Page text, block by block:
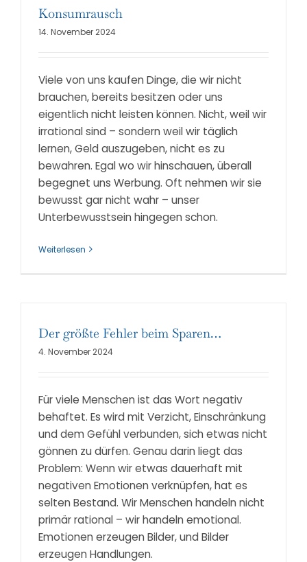
Konsumrausch
14. November 2024
Viele von uns kaufen Dinge, die wir nicht
brauchen, bereits besitzen oder uns
eigentlich nicht leisten können. Nicht, weil wir
irrational sind – sondern weil wir täglich
lernen, Geld auszugeben, nicht es zu
bewahren. Egal wo wir hinschauen, überall
begegnet uns Werbung. Oft nehmen wir sie
bewusst gar nicht wahr – unser
Unterbewusstsein hingegen schon.
Weiterlesen
Der größte Fehler beim Sparen…
4. November 2024
Für viele Menschen ist das Wort negativ
behaftet. Es wird mit Verzicht, Einschränkung
und dem Gefühl verbunden, sich etwas nicht
gönnen zu dürfen. Genau darin liegt das
Problem: Wenn wir etwas dauerhaft mit
negativen Emotionen verknüpfen, hat es
selten Bestand. Wir Menschen handeln nicht
primär rational – wir handeln emotional.
Emotionen erzeugen Bilder, und Bilder
erzeugen Handlungen.